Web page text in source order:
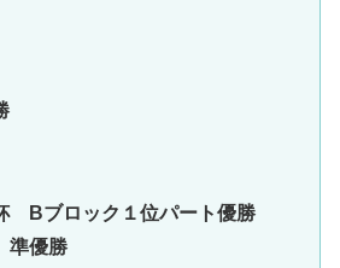
Bブロック１位パート優勝
準優勝